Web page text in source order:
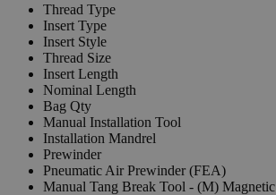
Thread Type
Insert Type
Insert Style
Thread Size
Insert Length
Nominal Length
Bag Qty
Manual Installation Tool
Installation Mandrel
Prewinder
Pneumatic Air Prewinder (FEA)
Manual Tang Break Tool - (M) Magnetic